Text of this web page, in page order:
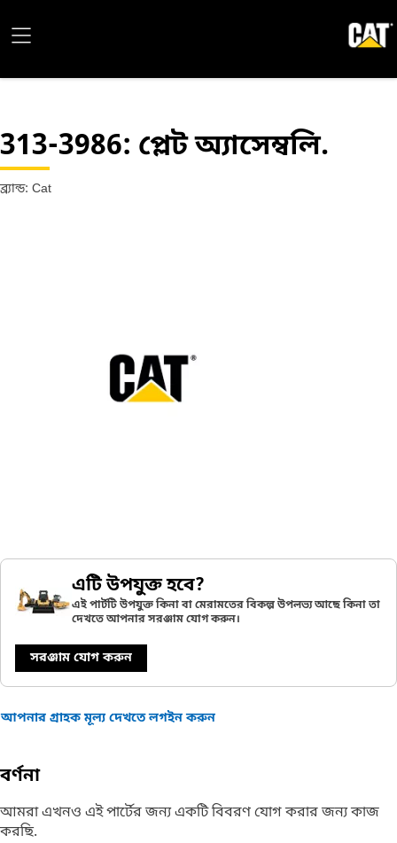
313-3986: প্লেট অ্যাসেম্বলি.
ব্র্যান্ড: Cat
এটি উপযুক্ত হবে?
এই পার্টটি উপযুক্ত কিনা বা মেরামতের বিকল্প উপলভ্য আছে কিনা তা
দেখতে আপনার সরঞ্জাম যোগ করুন।
সরঞ্জাম যোগ করুন
আপনার গ্রাহক মূল্য দেখতে লগইন করুন
বর্ণনা
আমরা এখনও এই পার্টের জন্য একটি বিবরণ যোগ করার জন্য কাজ
করছি.